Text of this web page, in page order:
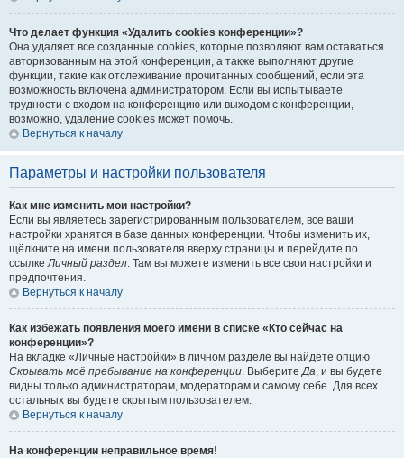
Что делает функция «Удалить cookies конференции»?
Она удаляет все созданные cookies, которые позволяют вам оставаться
авторизованным на этой конференции, а также выполняют другие
функции, такие как отслеживание прочитанных сообщений, если эта
возможность включена администратором. Если вы испытываете
трудности с входом на конференцию или выходом с конференции,
возможно, удаление cookies может помочь.
Вернуться к началу
Параметры и настройки пользователя
Как мне изменить мои настройки?
Если вы являетесь зарегистрированным пользователем, все ваши
настройки хранятся в базе данных конференции. Чтобы изменить их,
щёлкните на имени пользователя вверху страницы и перейдите по
ссылкеЛичный раздел. Там вы можете изменить все свои настройки и
предпочтения.
Вернуться к началу
Как избежать появления моего имени в списке «Кто сейчас на
конференции»?
На вкладке «Личные настройки» в личном разделе вы найдёте опцию
Скрывать моё пребывание на конференции. ВыберитеДа, и вы будете
видны только администраторам, модераторам и самому себе. Для всех
остальных вы будете скрытым пользователем.
Вернуться к началу
На конференции неправильное время!